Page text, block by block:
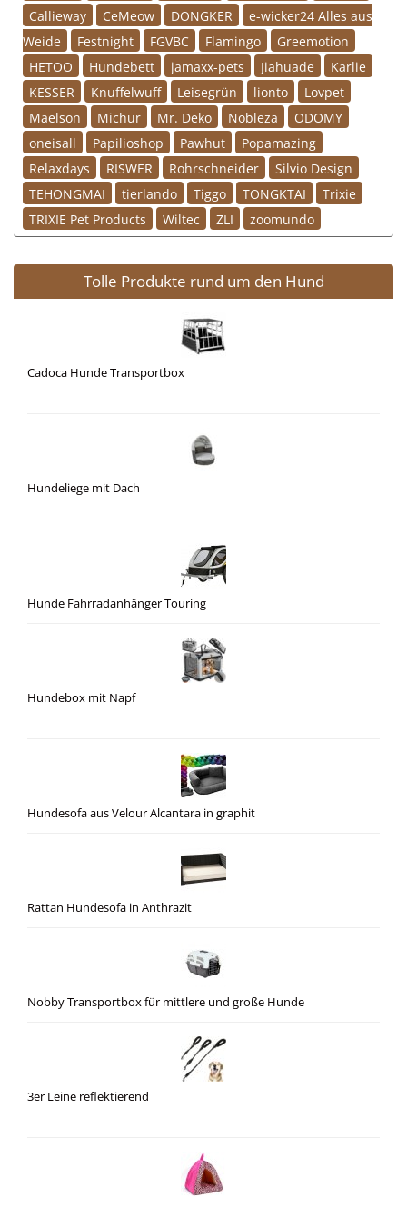
Callieway
CeMeow DONGKER
e-wicker24 Alles aus
Weide
Festnight FGVBC Flamingo
Greemotion
HETOO
Hundebett jamaxx-pets Jiahuade
Karlie
KESSER
Knuffelwuff Leisegrün lionto
Lovpet
Maelson
Michur Mr. Deko Nobleza
ODOMY
oneisall
Papilioshop Pawhut
Popamazing
Relaxdays
RISWER Rohrschneider
Silvio Design
TEHONGMAI
tierlando Tiggo TONGKTAI
Trixie
TRIXIE Pet Products
Wiltec ZLI zoomundo
Tolle Produkte rund um den Hund
Cadoca Hunde Transportbox
Hundeliege mit Dach
Hunde Fahrradanhänger Touring
Hundebox mit Napf
Hundesofa aus Velour Alcantara in graphit
Rattan Hundesofa in Anthrazit
Nobby Transportbox für mittlere und große Hunde
3er Leine reflektierend